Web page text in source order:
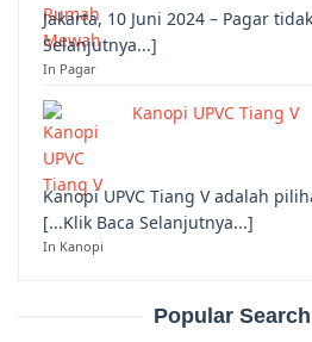
Jakarta, 10 Juni 2024 – Pagar
Selanjutnya...]
In Pagar
Kanopi UPVC Tiang V
Kanopi UPVC Tiang V adalah
[...Klik Baca Selanjutnya...]
In Kanopi
Popular